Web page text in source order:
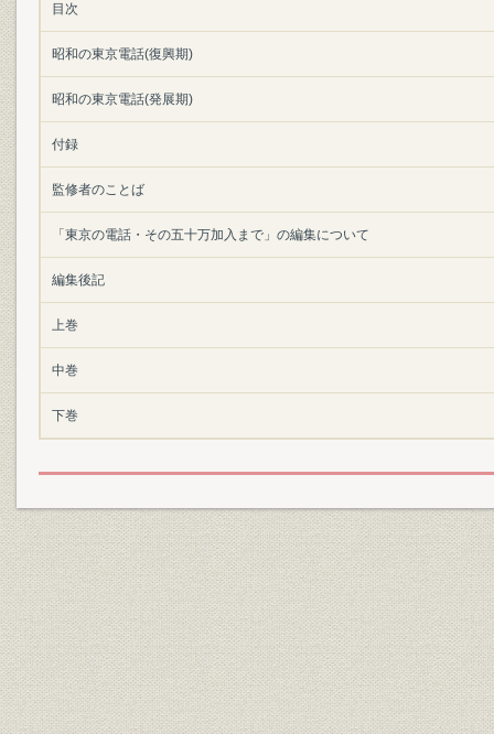
目次
昭和の東京電話(復興期)
昭和の東京電話(発展期)
付録
監修者のことば
「東京の電話・その五十万加入まで」の編集について
編集後記
上巻
中巻
下巻